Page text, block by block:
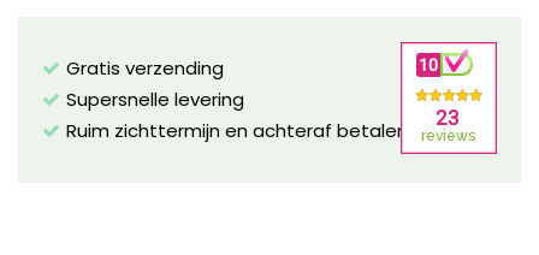
Gratis verzending
Supersnelle levering
Ruim zichttermijn en achteraf betalen mogelijk!